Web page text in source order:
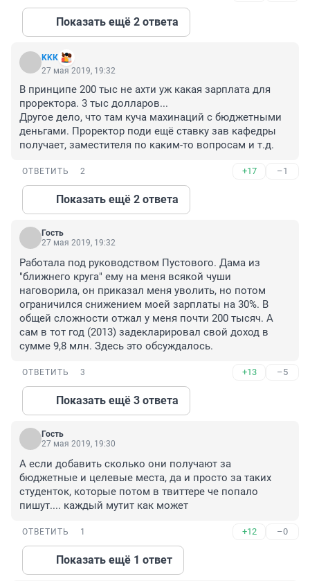
Показать ещё 2 ответа
KKК
27 мая 2019, 19:32
В принципе 200 тыс не ахти уж какая зарплата для
проректора. 3 тыс долларов...
Другое дело, что там куча махинаций с бюджетными
деньгами. Проректор поди ещё ставку зав кафедры
получает, заместителя по каким-то вопросам и т.д.
ОТВЕТИТЬ 2 +17 –1
Показать ещё 2 ответа
Гость
27 мая 2019, 19:32
Работала под руководством Пустового. Дама из
"ближнего круга" ему на меня всякой чуши
наговорила, он приказал меня уволить, но потом
ограничился снижением моей зарплаты на 30%. В
общей сложности отжал у меня почти 200 тысяч. А
сам в тот год (2013) задекларировал свой доход в
сумме 9,8 млн. Здесь это обсуждалось.
ОТВЕТИТЬ 3 +13 –5
Показать ещё 3 ответа
Гость
27 мая 2019, 19:30
А если добавить сколько они получают за
бюджетные и целевые места, да и просто за таких
студенток, которые потом в твиттере че попало
пишут.... каждый мутит как может
ОТВЕТИТЬ 1 +12 –0
Показать ещё 1 ответ